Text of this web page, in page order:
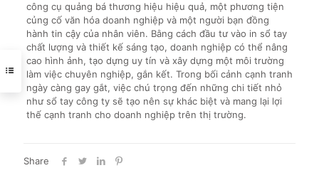
công cụ quảng bá thương hiệu hiệu quả, một phương tiện
củng cố văn hóa doanh nghiệp và một người bạn đồng
hành tin cậy của nhân viên. Bằng cách đầu tư vào in sổ tay
chất lượng và thiết kế sáng tạo, doanh nghiệp có thể nâng
cao hình ảnh, tạo dựng uy tín và xây dựng một môi trường
làm việc chuyên nghiệp, gắn kết. Trong bối cảnh cạnh tranh
ngày càng gay gắt, việc chú trọng đến những chi tiết nhỏ
như sổ tay công ty sẽ tạo nên sự khác biệt và mang lại lợi
thế cạnh tranh cho doanh nghiệp trên thị trường.
Share